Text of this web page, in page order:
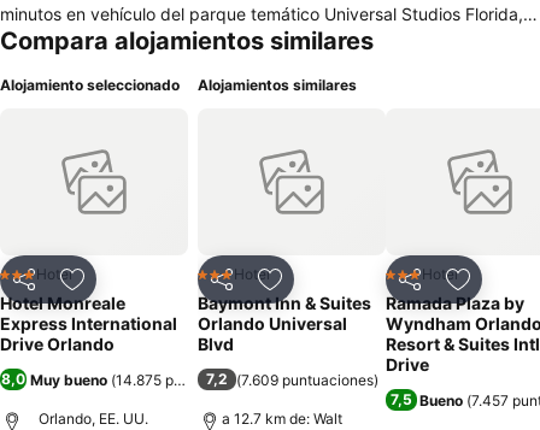
minutos en vehículo del parque temático Universal Studios Florida,
así como a poco más del parque acuático Universal's Volcano Bay.
sencillo orientado al turismo familiar que se encuentra en el famoso
International Drive Orlando ofrece wifi gratuito en todas sus
habitaciones, piscina exterior, sala de juegos, parking gratuito,
servicio de lavandería, consigna de equipaje, servicio de alquiler de
humos. El alojamiento se encuentra a menos de 15 minutos a pie del
Chili's Grill & Bar, un restaurante de cocina tex-mex.
Compara alojamientos similares
Alojamiento seleccionado
CompartirAgregar a favoritos
3 Estrellas
Hotel
Hotel Monreale
Express International
Drive Orlando
8,0 Muy bueno (14.875 puntuaciones)
Orlando, EE. UU.
Alojamientos similares
CompartirAgregar a favoritos
3 Estrellas
Hotel
Baymont Inn & Suites
Orlando Universal
Blvd
7,2 (7.609 puntuaciones)
a 12.7 km de: Walt
CompartirAgregar
3 Estrellas
Hotel
Ramada Plaza by
Wyndham
Resort & Suites Intl
Drive
7,5 Bueno (7.457